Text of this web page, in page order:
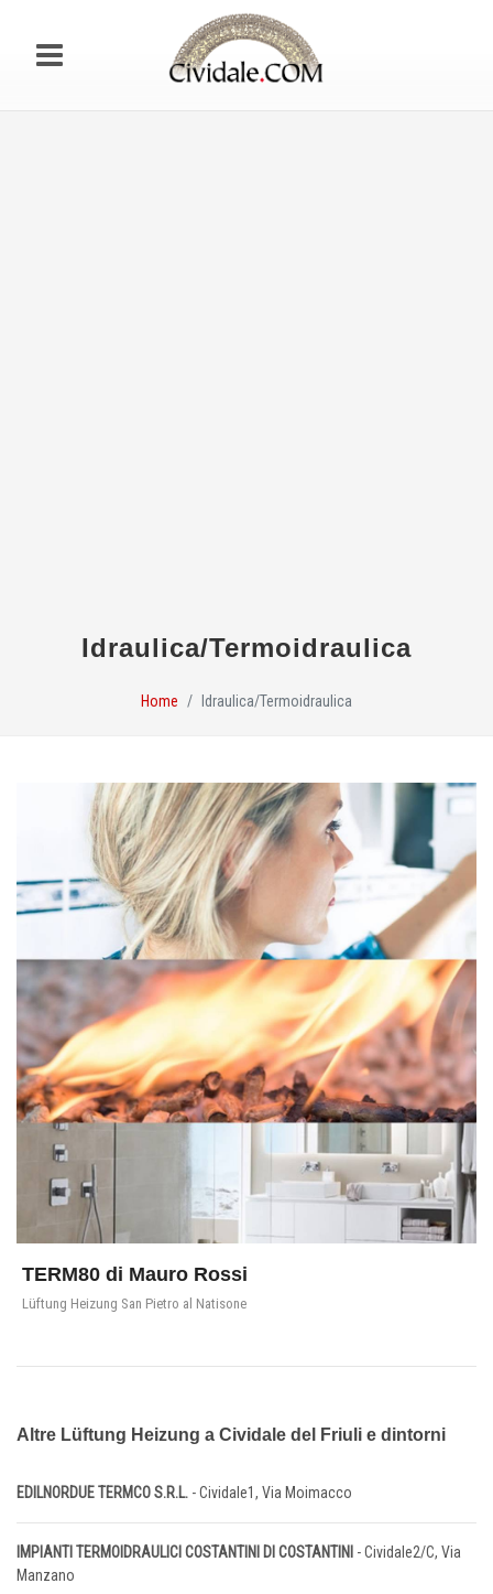
Idraulica/Termoidraulica
Home Idraulica/Termoidraulica
TERM80 di Mauro Rossi
Lüftung Heizung San Pietro al Natisone
Altre Lüftung Heizung a Cividale del Friuli e dintorni
EDILNORDUE TERMCO S.R.L. - Cividale1, Via Moimacco
IMPIANTI TERMOIDRAULICI COSTANTINI DI COSTANTINI - Cividale2/C, Via
Manzano